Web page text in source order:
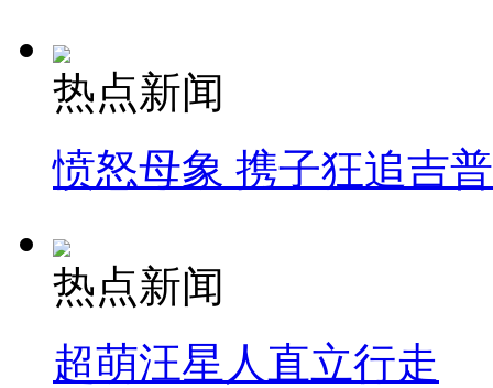
热点新闻
愤怒母象 携子狂追吉
热点新闻
超萌汪星人直立行走